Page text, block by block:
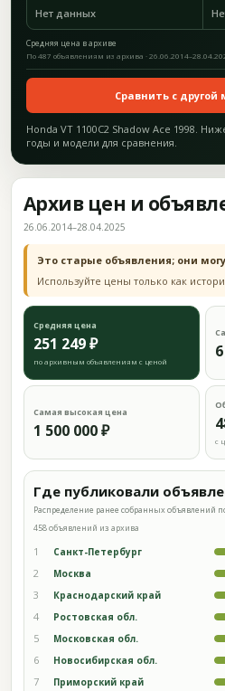
Нет данных
Средняя цена в архиве
По 487 объявлениям из архива ·
Сравнить с
Honda VT 1100C2 Shadow Ace 1998.
годы и модели для сравнения.
Архив цен и
26.06.2014–28.04.2025
Это старые объявления; они
Используйте цены только как
Средняя цена
251 249 ₽
по архивным объявлениям с ценой
Самая высокая цена
1 500 000 ₽
с
Где публиковали
Распределение ранее собранных объявлений
458 объявлений из архива
1 Санкт-Петербург
2 Москва
3 Краснодарский край
4 Ростовская обл.
5 Московская обл.
6 Новосибирская обл.
7 Приморский край